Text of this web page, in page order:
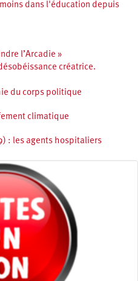
dans l'éducation depuis
l’Arcadie »
créatrice.
du corps politique
climatique
: les agents hospitaliers